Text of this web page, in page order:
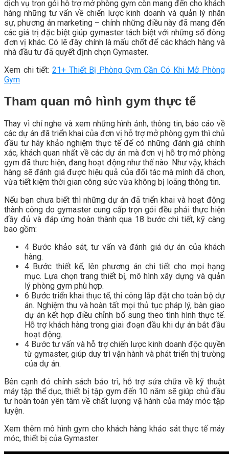
dịch vụ trọn gói hỗ trợ mở phòng gym còn mang đến cho khách
hàng những tư vấn về chiến lược kinh doanh và quản lý nhân
sự, phương án marketing – chính những điều này đã mang đến
các giá trị đặc biệt giúp gymaster tách biệt với những số đông
đơn vị khác. Có lẽ đây chính là mấu chốt để các khách hàng và
nhà đầu tư đã quyết định chọn Gymaster.
Xem chi tiết: 21+ Thiết Bị Phòng Gym Cần Có Khi Mở Phòng
Gym
Tham quan mô hình gym thực tế
Thay vì chỉ nghe và xem những hình ảnh, thông tin, báo cáo về
các dự án đã triển khai của đơn vị hỗ trợ mở phòng gym thì chủ
đầu tư hãy khảo nghiệm thực tế để có những đánh giá chính
xác, khách quan nhất về các dự án mà đơn vị hỗ trợ mở phòng
gym đã thưc hiện, đang hoạt động như thế nào. Như vậy, khách
hàng sẽ đánh giá được hiệu quả của đối tác mà mình đã chọn,
vừa tiết kiệm thời gian công sức vừa không bị loãng thông tin.
Nếu bạn chưa biết thì những dự án đã triển khai và hoạt động
thành công do gymaster cung cấp trọn gói đều phải thực hiện
đầy đủ và đáp ứng hoàn thành qua 18 bước chi tiết, kỹ càng
bao gồm:
4 Bước khảo sát, tư vấn và đánh giá dự án của khách
hàng.
4 Bước thiết kế, lên phương án chi tiết cho mọi hạng
mục. Lựa chọn trang thiết bị, mô hình xây dựng và quản
lý phòng gym phù hợp.
6 Bước triển khai thục tế, thi công lắp đặt cho toàn bộ dự
án. Nghiệm thu và hoàn tất mọi thủ tục pháp lý, bàn giao
dự án kết hợp điều chỉnh bổ sung theo tình hình thực tế.
Hỗ trợ khách hàng trong giai đoạn đầu khi dự án bắt đầu
hoạt động.
4 Bước tư vấn và hỗ trợ chiến lược kinh doanh độc quyền
từ gymaster, giúp duy trì vận hành và phát triển thị trường
của dự án.
Bên cạnh đó chính sách bảo trì, hỗ trợ sửa chữa về kỹ thuật
máy tập thể dục, thiết bị tập gym đến 10 năm sẽ giúp chủ đầu
tư hoàn toàn yên tâm về chất lượng vậ hành của máy móc tập
luyện.
Xem thêm mô hình gym cho khách hàng khảo sát thực tế máy
móc, thiết bị của Gymaster: